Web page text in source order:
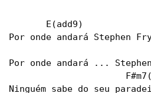
       E(add9)
Por onde andará Stephen
Por onde andará ... Stephen
Ninguém sabe do seu